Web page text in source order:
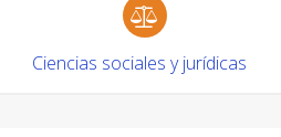
Ciencias sociales y jurídicas